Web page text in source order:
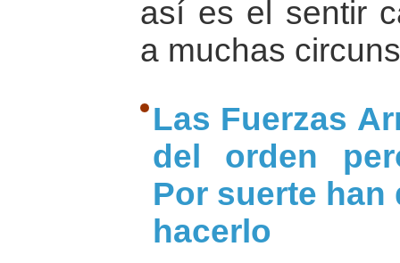
así es el sentir
a muchas
Las Fuerzas
del orden
Por suerte
hacerlo